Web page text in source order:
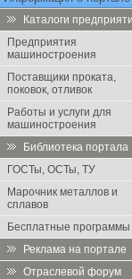
Каталоги
Предприятия
машиностроения
Поставщики проката,
поковок, отливок
Работы и услуги для
машиностроения
Библиотека портала
ГОСТы, ОСТы, ТУ
Марочник металлов и
сплавов
Бесплатные программы
Реклама на портале
Отраслевой форум